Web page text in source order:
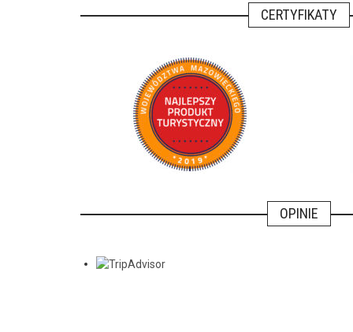
CERTYFIKATY
OPINIE